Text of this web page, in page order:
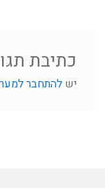
כתיבת
יש להתחבר